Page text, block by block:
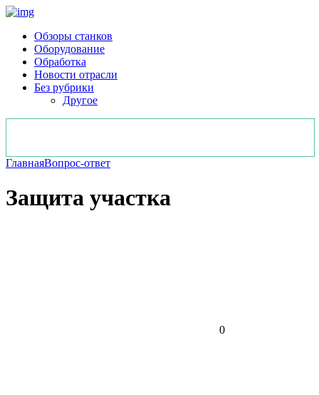
Обзоры станков
Оборудование
Обработка
Новости отрасли
Без рубрики
Другое
ГлавнаяВопрос-ответ
Защита участка
0